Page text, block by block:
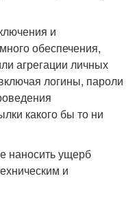
и
обеспечения,
агрегации личных
логины, пароли
какого бы то ни
наносить ущерб
и